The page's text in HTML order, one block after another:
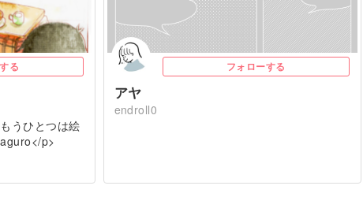
る
うひとつは絵
p>
フォローする
アヤ
endroll0